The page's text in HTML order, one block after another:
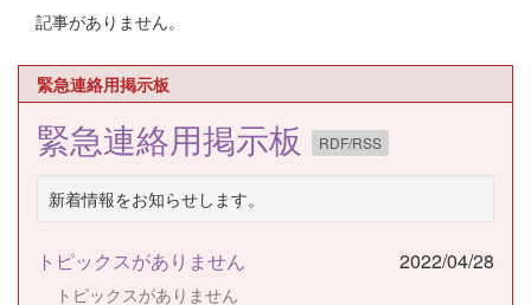
記事がありません。
緊急連絡用掲示板
緊急連絡用掲示板 RDF/RSS
新着情報をお知らせします。
トピックスがありません 2022/04/28
トピックスがありません